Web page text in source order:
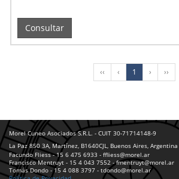
Consultar
‹‹ ‹ 1 › ››
Morel Cuneo Asociados S.R.L. - CUIT 30-71714148-9
La Paz 850 3A, Martínez, B1640CJL, Buenos Aires, Argentina
Facundo Fliess - 15 6 475 6933 - ffliess@morel.ar
Francisco Mentruyt - 15 4 043 7552 - fmentruyt@morel.ar
Tomás Dondo - 15 4 088 3797 - tdondo@morel.ar